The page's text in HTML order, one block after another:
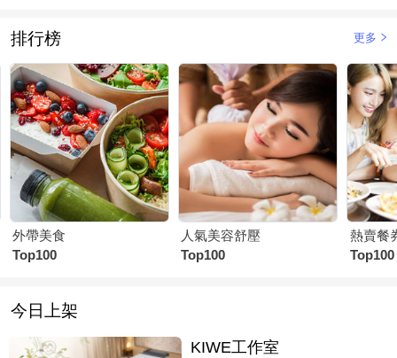
排行榜 更多
外帶美食
Top100
人氣美容舒壓
Top100
熱賣餐
Top100
今日上架
KIWE工作室